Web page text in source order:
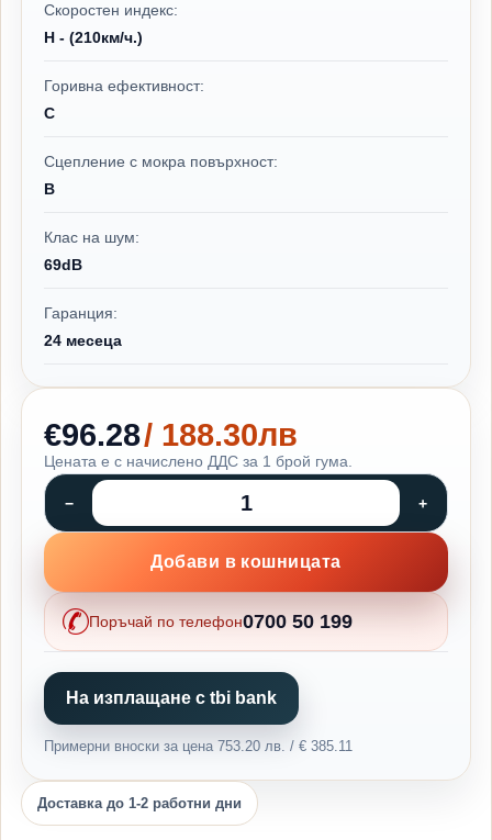
Скоростен индекс:
H - (210км/ч.)
Горивна ефективност:
C
Сцепление с мокра повърхност:
B
Клас на шум:
69dB
Гаранция:
24 месеца
€96.28/ 188.30лв
Цената е с начислено ДДС за 1 брой гума.
Добави в кошницата
Поръчай по телефон0700 50 199
На изплащане с tbi bank
Примерни вноски за цена 753.20 лв. / € 385.11
Доставка до 1-2 работни дни